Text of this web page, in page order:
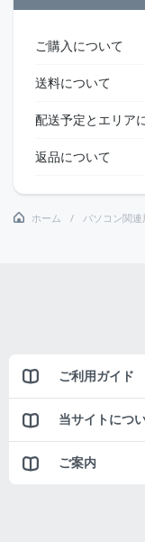
ご購入について
送料について
配送予定とエリア
返品について
ホーム パソコン関連
ご利用ガイド
当サイトにつ
ご案内